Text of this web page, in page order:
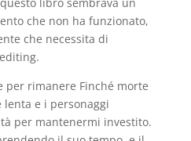
che non ha funzionato,
che necessita di
per rimanere Finché morte
lenta e i personaggi
per mantenermi investito.